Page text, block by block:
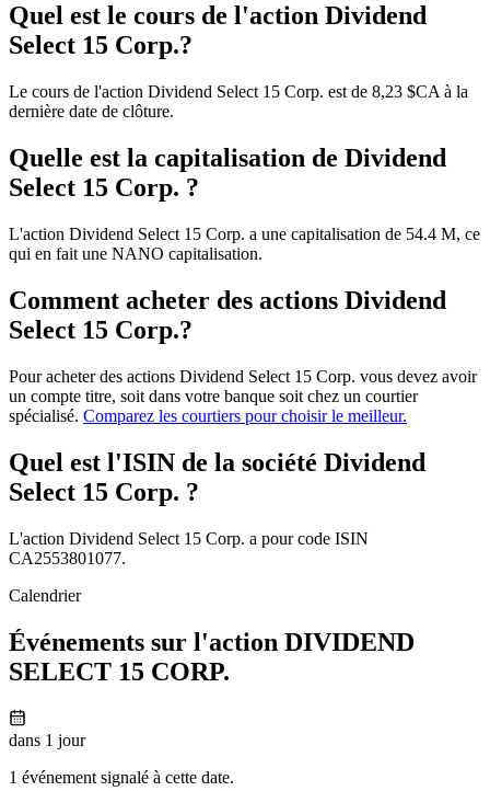
Quel est le cours de l'action Dividend
Select 15 Corp.?
Le cours de l'action Dividend Select 15 Corp. est de 8,23 $CA à la
dernière date de clôture.
Quelle est la capitalisation de Dividend
Select 15 Corp. ?
L'action Dividend Select 15 Corp. a une capitalisation de 54.4 M, ce
qui en fait une NANO capitalisation.
Comment acheter des actions Dividend
Select 15 Corp.?
Pour acheter des actions Dividend Select 15 Corp. vous devez avoir
un compte titre, soit dans votre banque soit chez un courtier
spécialisé. Comparez les courtiers pour choisir le meilleur.
Quel est l'ISIN de la société Dividend
Select 15 Corp. ?
L'action Dividend Select 15 Corp. a pour code ISIN
CA2553801077.
Calendrier
Événements sur l'action DIVIDEND
SELECT 15 CORP.
dans 1 jour
1 événement signalé à cette date.